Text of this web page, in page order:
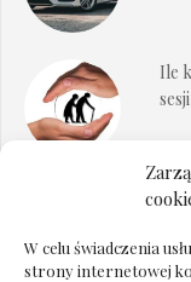
W celu świadczenia
strony internetowej
Ile
sesji